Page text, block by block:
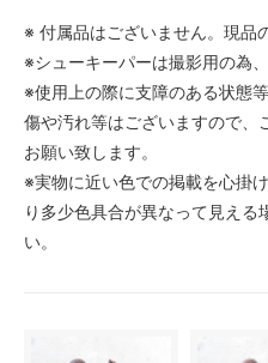
※ 付属品はございません。現品
※シューキーパーは撮影用の為
※使用上の際に支障のある状態
傷や汚れ等はございますので、
お願い致します。
※実物に近い色での掲載を心掛
り多少色具合が異なって見える
い。